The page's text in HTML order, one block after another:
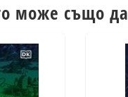
може също да